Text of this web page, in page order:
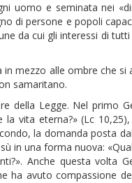
uomo e seminata nei
di persone e popoli
da cui gli interessi di
mezzo alle ombre che si
samaritano.
della Legge. Nel primo
vita eterna?» (Lc
la domanda posta
in una forma nuova:
Anche questa volta
ha avuto compassione